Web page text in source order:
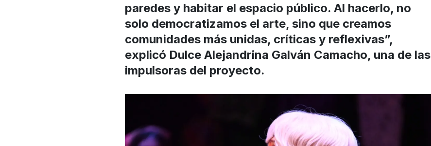
paredes y habitar el espacio público. Al hacerlo, no
solo democratizamos el arte, sino que creamos
comunidades más unidas, críticas y reflexivas”,
explicó Dulce Alejandrina Galván Camacho, una de las
impulsoras del proyecto.